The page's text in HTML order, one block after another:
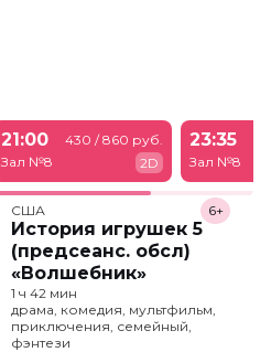
21:00
Зал №8
430 / 860 руб.
2D
23:35
Зал №8
США
История игрушек 5
(предсеанс. обсл)
«Волшебник»
6+
1 ч 42 мин
драма, комедия, мультфильм,
приключения, семейный,
фэнтези